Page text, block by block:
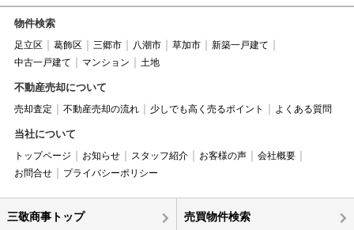
物件検索
足立区 葛飾区 三郷市 八潮市 草加市
新築一戸建て
中古一戸建て
マンション 土地
不動産売却について
売却査定 不動産売却の流れ 少しでも高く売るポイント よくある質問
当社について
トップページ お知らせ スタッフ紹介 お客様の声
会社概要
お問合せ
プライバシーポリシー
三敬商事トップ 売買物件検索